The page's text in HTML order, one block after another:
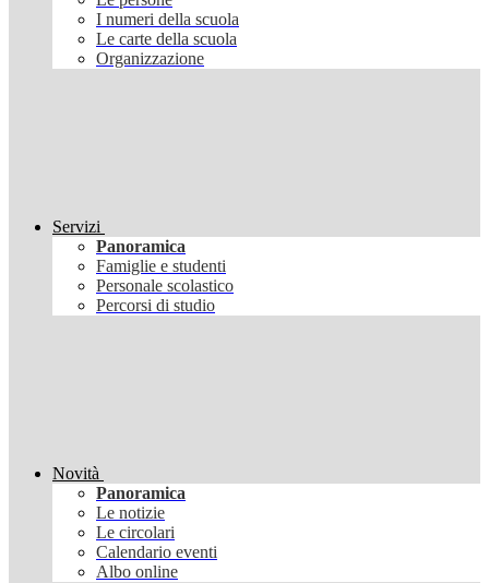
I numeri della scuola
Le carte della scuola
Organizzazione
Servizi
Panoramica
Famiglie e studenti
Personale scolastico
Percorsi di studio
Novità
Panoramica
Le notizie
Le circolari
Calendario eventi
Albo online